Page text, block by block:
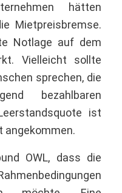
hätten
Mietpreisbremse.
Notlage auf dem
Vielleicht sollte
sprechen, die
bezahlbaren
ist
angekommen.
OWL, dass die